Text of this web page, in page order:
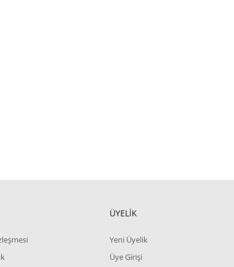
ÜYELİK
Yeni Üyelik
Üye Girişi